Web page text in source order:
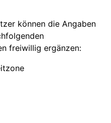
können die Angaben
freiwillig ergänzen: